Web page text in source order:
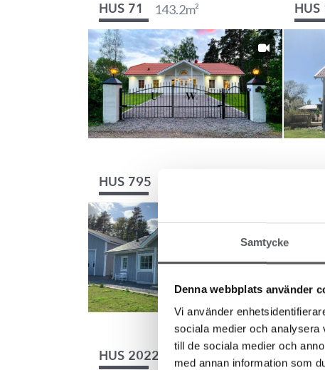
Samtycke
Denna webbplats använder
Vi använder
sociala medier och analysera
till de sociala medier och
med annan information som
HUS 71 143.2m² HUS
HUS 795
HUS 2022 131.5 HUS